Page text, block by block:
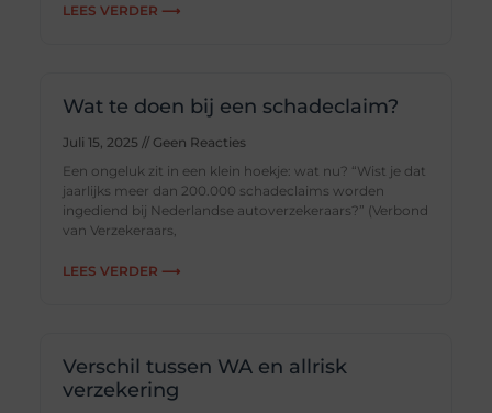
LEES VERDER ⟶
Wat te doen bij een schadeclaim?
Juli 15, 2025
Geen Reacties
Een ongeluk zit in een klein hoekje: wat nu? “Wist je dat
jaarlijks meer dan 200.000 schadeclaims worden
ingediend bij Nederlandse autoverzekeraars?” (Verbond
van Verzekeraars,
LEES VERDER ⟶
Verschil tussen WA en allrisk
verzekering